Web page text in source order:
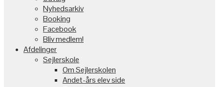
Nyhedsarkiv
Booking
Facebook
Bliv medlem!
Afdelinger
Sejlerskole
Om Sejlerskolen
Andet-års elev side